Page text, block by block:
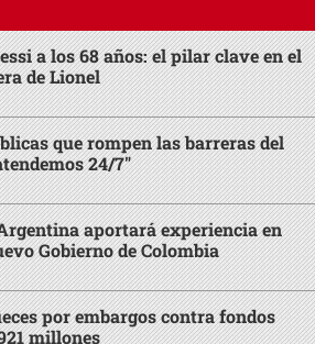
a los 68 años: el pilar clave en el
de Lionel
que rompen las barreras del
24/7"
aportará experiencia en
Gobierno de Colombia
por embargos contra fondos
millones